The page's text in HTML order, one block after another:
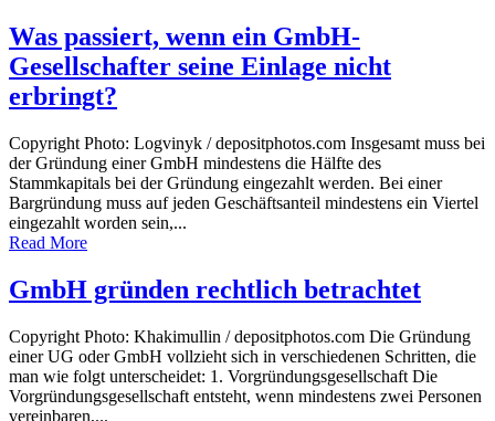
Was passiert, wenn ein GmbH-
Gesellschafter seine Einlage nicht
erbringt?
Copyright Photo: Logvinyk / depositphotos.com Insgesamt muss bei
der Gründung einer GmbH mindestens die Hälfte des
Stammkapitals bei der Gründung eingezahlt werden. Bei einer
Bargründung muss auf jeden Geschäftsanteil mindestens ein Viertel
eingezahlt worden sein,...
Read More
GmbH gründen rechtlich betrachtet
Copyright Photo: Khakimullin / depositphotos.com Die Gründung
einer UG oder GmbH vollzieht sich in verschiedenen Schritten, die
man wie folgt unterscheidet: 1. Vorgründungsgesellschaft Die
Vorgründungsgesellschaft entsteht, wenn mindestens zwei Personen
vereinbaren,...